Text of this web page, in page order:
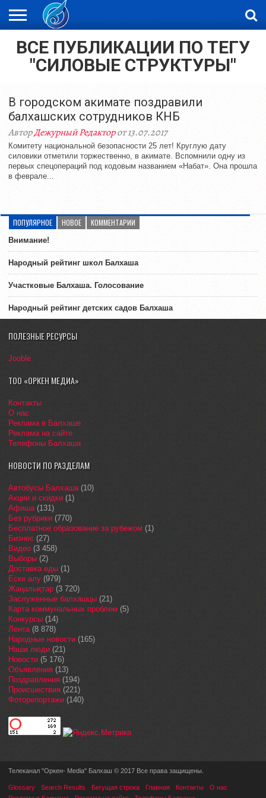
ЖАҢАЛЫҚТАР
НОВОСТИ
ВИДЕО
ФОТОРЕПОРТАЖИ
ОРКЕН
LIVETV
ВСЕ ПУБЛИКАЦИИ ПО ТЕГУ
"СИЛОВЫЕ СТРУКТУРЫ"
В городском акимате поздравили
балхашских сотрудников КНБ
АвторДежурный Редакторот 13.07.2017
Комитету национальной безопасности 25 лет! Круглую дату
силовики отметили торжественно, в акимате. Вспомнили одну из
первых спецопераций под кодовым названием «Набат». Она прошла
в феврале...
ПОПУЛЯРНОЕ НОВОЕ КОММЕНТАРИИ
Внимание!
Народный рейтинг школ Балхаша
Участковые Балхаша. Голосование
Народный рейтинг детских садов Балхаша
ПОЛЕЗНЫЕ РЕСУРСЫ
Jooble
ТОО «ОРКЕН МЕДИА»
Контакты
О нас
Реклама в Балхаше
Реклама на сайте
Телефоны Балхаша
НОВОСТИ ПО РАЗДЕЛАМ
Автобусы Балхаша(10)
Акции и скидки (1)
Афиша(131)
Без рубрики (770)
Бесплатное образование за рубежом (1)
Бизнес (27)
Видео (3 458)
Выборы (2)
Доставка еды (1)
Еске алу (979)
Жаңалықтар (3 720)
Заслуженные балхашцы (21)
Карта коммунальных проблем (5)
Конкурсы (14)
Лента(8 878)
Народные новости (165)
Наши люди (21)
Новости (5 176)
Объявления (13)
Поздравления (194)
Происшествия (221)
Фоторепортажи (140)
Телеканал "Оркен- Media" Балхаш © 2017 Все права защищены.
Glossary Search Results Бегущая строка Главная Контакты
О нас